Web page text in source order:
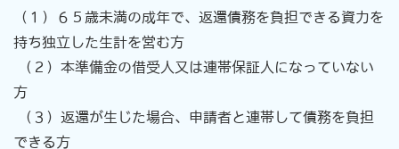
（ １）６５歳未満の成年で、返還債務を負担できる資力を
持ち独立した生計を営む方
（２）本準備金の借受人又は連帯保証人になっていない
方
（３）返還が生じた場合、申請者と連帯して債務を負担
できる方